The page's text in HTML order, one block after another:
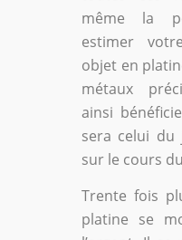
même la
estimer
objet en
métaux
ainsi
sera celui
sur le cours
Trente fois
platine se